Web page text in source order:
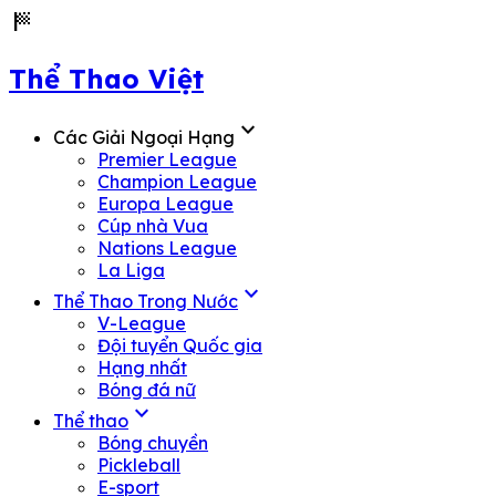
sports_score
Thể Thao Việt
Các Giải Ngoại Hạng expand_more
Premier League
Champion League
Europa League
Cúp nhà Vua
Nations League
La Liga
Thể Thao Trong Nước expand_more
V-League
Đội tuyển Quốc gia
Hạng nhất
Bóng đá nữ
Thể thao expand_more
Bóng chuyền
Pickleball
E-sport